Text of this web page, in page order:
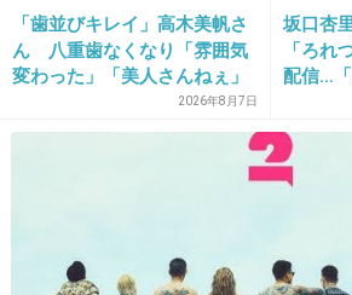
2013/01/11(金) 15:49:28
>せいぜい時速10～20ｷﾛ
なら相手が飛び出してきたに
+417
「歯並びキレイ」高木美帆さ
ん 八重歯なくなり「雰囲気
変わった」「美人さんねぇ」
「歯列矯正してるんや」2026年8月7日
坂口杏
「ろれ
配信…
されて